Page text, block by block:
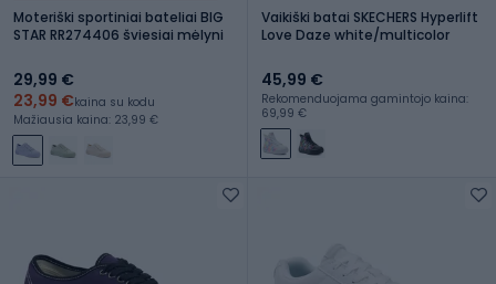
Moteriški sportiniai bateliai BIG
STAR RR274406 šviesiai mėlyni
29,99 €
23,99 €kaina su kodu
Mažiausia kaina: 23,99 €
Vaikiški batai SKECHERS Hyperlift
Love Daze white/multicolor
45,99 €
Rekomenduojama gamintojo kaina:
69,99 €